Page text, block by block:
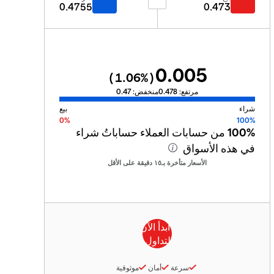
0.473
0.4755
0.005
(
1.06%)
مرتفع: 0.478منخفض:0.47
شراء
بيع
100%
0%
100% من حسابات العملاء حساباتُ شراء
في هذه الأسواق
الأسعار متأخرة بـ١٥ دقيقة على الأقل
سرعة أمان موثوقية